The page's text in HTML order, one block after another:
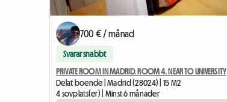
700 € / månad
Svarar snabbt
PRIVATE ROOM IN MADRID. ROOM 4. NEAR TO UNIVERSITY
Delat boende | Madrid (28024) | 15 M2
4 sovplats(er) | Minst 6 månader